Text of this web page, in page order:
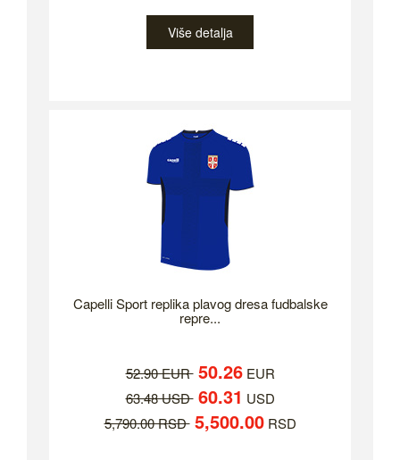
Više detalja
Capelli Sport replika plavog dresa fudbalske
repre...
52.90 EUR 50.26EUR
63.48 USD 60.31 USD
5,790.00 RSD 5,500.00RSD